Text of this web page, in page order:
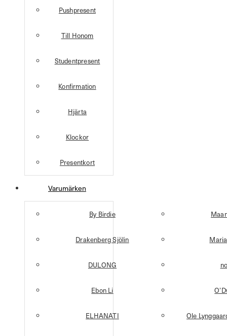
Pushpresent
Till Honom
Studentpresent
Konfirmation
Hjärta
Klockor
Presentkort
Varumärken
By Birdie
Drakenberg Sjölin
DULONG
Ebon Li
ELHANATI Ole